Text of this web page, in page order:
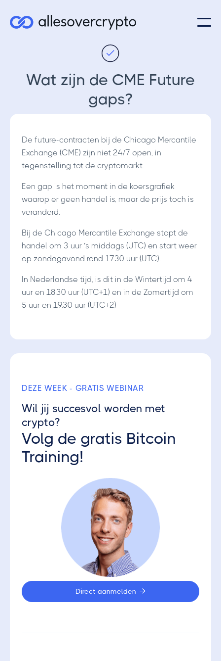
Wat zijn de CME Future
gaps?
De future-contracten bij de Chicago Mercantile
Exchange (CME) zijn niet 24/7 open, in
tegenstelling tot de cryptomarkt.
Een gap is het moment in de koersgrafiek
waarop er geen handel is, maar de prijs toch is
veranderd.
Bij de Chicago Mercantile Exchange stopt de
handel om 3 uur ’s middags (UTC) en start weer
op zondagavond rond 17.30 uur (UTC).
In Nederlandse tijd, is dit in de Wintertijd om 4
uur en 18.30 uur (UTC+1) en in de Zomertijd om
5 uur en 19.30 uur (UTC+2)
DEZE WEEK - GRATIS WEBINAR
Wil jij succesvol worden met
crypto?
Volg de gratis Bitcoin
Training!
Direct aanmelden 